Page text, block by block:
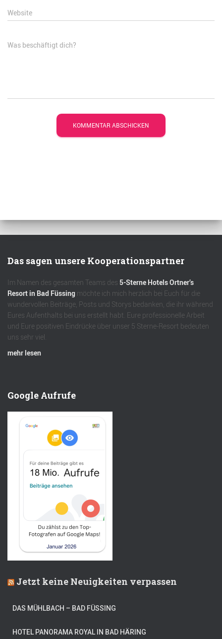
Website
Was beschäftigt dich?
Das sagen unsere Kooperationspartner
Im Namen des gesamten Teams des 5-Sterne Hotels Ortner’s
Resort in Bad Füssing möchte ich mich herzlich bei Euch für die
wundervollen Beiträge, Posts und Storys bedanken, die ihr während
Eures Aufenthalts bei uns erstellt habt. Eure professionelle Arbeit
und Eure positiven Eindrücke über unser 5 Sterne-Resort bedeuten
uns sehr viel.
mehr lesen
Google Aufrufe
Jetzt keine Neuigkeiten verpassen
DAS MÜHLBACH – BAD FÜSSING
HOTEL PANORAMA ROYAL IN BAD HÄRING